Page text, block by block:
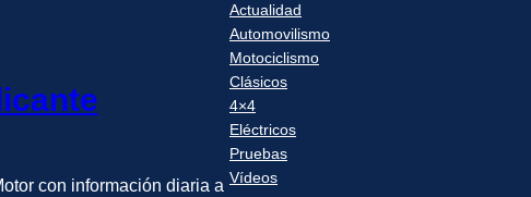
con información diaria a
Actualidad
Automovilismo
Motociclismo
Clásicos
4×4
Eléctricos
Pruebas
Vídeos